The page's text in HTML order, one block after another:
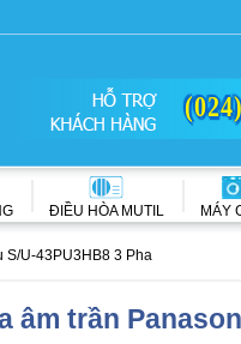
ĐIỀU HÒA MUTIL MÁY
U-43PU3HB8 3 Pha
âm trần